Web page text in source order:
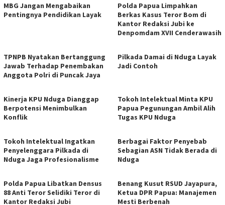
MBG Jangan Mengabaikan
Pentingnya Pendidikan Layak
Polda Papua Limpahkan
Berkas Kasus Teror Bom di
Kantor Redaksi Jubi ke
Denpomdam XVII Cenderawasih
TPNPB Nyatakan Bertanggung
Jawab Terhadap Penembakan
Anggota Polri di Puncak Jaya
Pilkada Damai di Nduga Layak
Jadi Contoh
Kinerja KPU Nduga Dianggap
Berpotensi Menimbulkan
Konflik
Tokoh Intelektual Minta KPU
Papua Pegunungan Ambil Alih
Tugas KPU Nduga
Tokoh Intelektual Ingatkan
Penyelenggara Pilkada di
Nduga Jaga Profesionalisme
Berbagai Faktor Penyebab
Sebagian ASN Tidak Berada di
Nduga
Polda Papua Libatkan Densus
88 Anti Teror Selidiki Teror di
Kantor Redaksi Jubi
Benang Kusut RSUD Jayapura,
Ketua DPR Papua: Manajemen
Mesti Berbenah